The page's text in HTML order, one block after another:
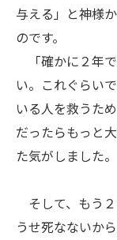
与える」と神様
のです。
「確かに２年
い。これぐらい
いる人を救うた
だったらもっと
た気がしました。
そして、もう
うせ死なないか